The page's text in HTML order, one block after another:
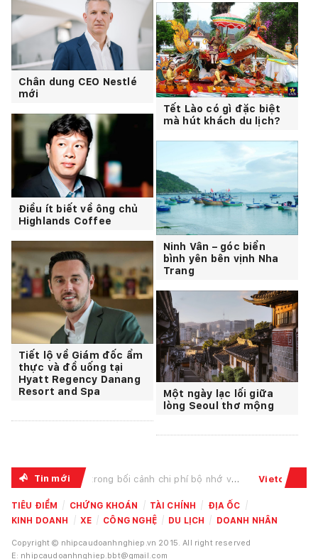
Chân dung CEO Nestlé
mới
Điều ít biết về ông chủ
Highlands Coffee
Tiết lộ về Giám đốc ẩm
thực và đồ uống tại
Hyatt Regency Danang
Resort and Spa
Tết Lào có gì đặc biệt
mà hút khách du lịch?
Ninh Vân – góc biển
bình yên bên vịnh Nha
Trang
Một ngày lạc lối giữa
lòng Seoul thơ mộng
Tin mới
phí bộ nhớ và linh kiện lưu trữ leo thang, chịu t... Vietcombank nhận ba
TIÊU ĐIỂM CHỨNG KHOÁN TÀI CHÍNH
ĐỊA ỐC
KINH DOANH
XE CÔNG NGHỆ DU LỊCH DOANH NHÂN
Copyright © nhipcaudoanhnghiep.vn 2015. All right reserved
E: nhipcaudoanhnghiep.bbt@gmail.com